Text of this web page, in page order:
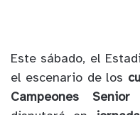
Este sábado, el
el escenario de los
Campeones